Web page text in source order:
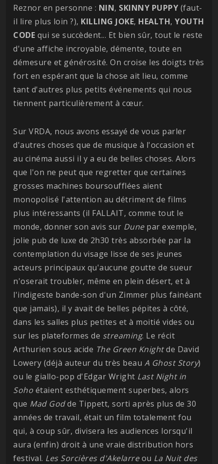
Reznor en personne : NIN, SKINNY PUPPY (faut-
il lire plus loin ?), KILLING JOKE, HEALTH, YOUTH
CODE qui se succèdent... Et bien sûr, tout le reste
d'une affiche incroyable, démente, toute en
démesure et générosité. On croise les doigts très
fort en espérant que la chose ait lieu, comme
tant d'autres plus petits événements qui nous
tiennent particulièrement à cœur.
Sur VRDA, nous avons essayé de vous parler
d'autres choses que de musique à l'occasion et
au cinéma aussi il y a eu de belles choses. Alors
que l'on ne peut que regretter que certaines
grosses machines boursoufflées aient
monopolisé l'attention au détriment de films
plus intéressants (il FALLAIT, comme tout le
monde, donner son avis sur Dunepar exemple,
jolie pub de luxe de 2h30 très absorbée par la
contemplation du visage lisse de ses jeunes
acteurs principaux qu'aucune goutte de sueur
n'oserait troubler, même en plein désert, et à
l'indigeste bande-son d'un Zimmer plus fainéant
que jamais), il y avait de belles pépites à côté,
dans les salles plus petites et à moitié vides ou
sur les plateformes de streaming. Le récit
Arthurien sous acide The Green Knightde David
Lowery (déjà auteur du très beau A Ghost Story)
ou le giallo-pop d'Edgar Wright Last Night in
Soho étaient esthétiquement superbes, alors
que Mad Godde Tippett, sorti après plus de 30
années de travail, était un film totalement fou
qui, à coup sûr, divisera les audiences lorsqu'il
aura (enfin) droit à une vraie distribution hors
festival. Les Sorcières d'Akelarreou La Nuit des